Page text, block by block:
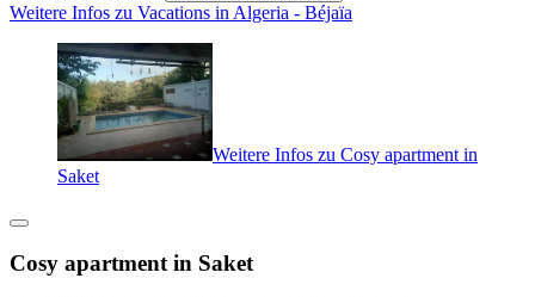
Weitere Infos zu Vacations in Algeria - Béjaïa
Weitere Infos zu Cosy apartment in
Saket
Cosy apartment in Saket